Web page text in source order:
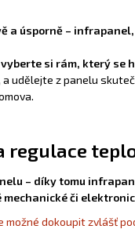
a úsporně –
vyberte si rám, který se
a udělejte z panelu
regulace
– díky tomu
mechanické či
možné dokoupit zvlášť